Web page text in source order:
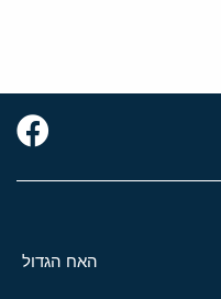
האח הגדול